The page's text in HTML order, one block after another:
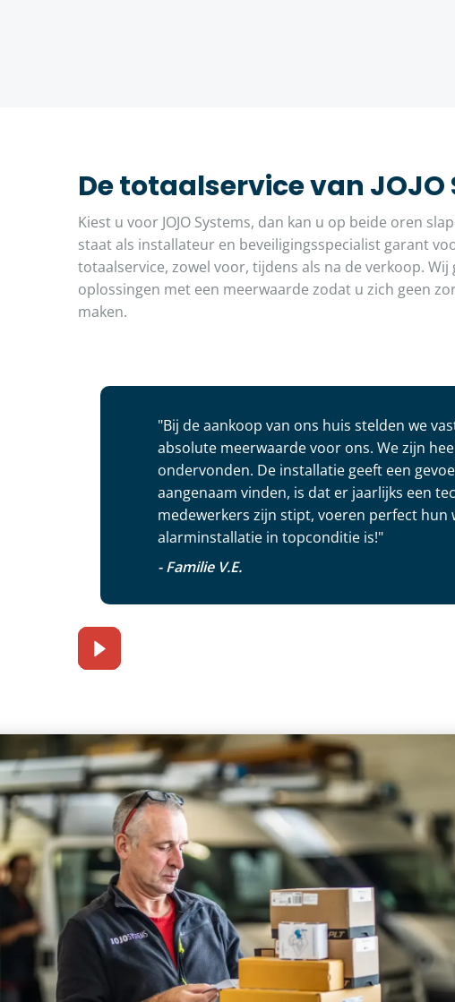
De totaalservice van JOJO
Kiest u voor JOJO Systems, dan kan u op beide oren
staat als installateur en beveiligingsspecialist garant
totaalservice, zowel voor, tijdens als na de verkoop. Wij
oplossingen met een meerwaarde zodat u zich geen
maken.
"Bij de aankoop van ons huis stelden we
absolute meerwaarde voor ons. We zijn
ondervonden. De installatie geeft een
aangenaam vinden, is dat er jaarlijks een
medewerkers zijn stipt, voeren perfect hun
alarminstallatie in topconditie is!"
- Familie V.E.